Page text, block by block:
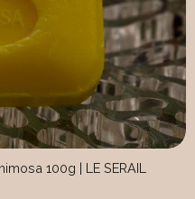
100g | LE SERAIL